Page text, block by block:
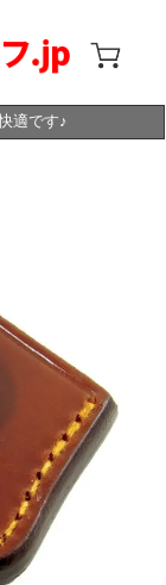
適です♪